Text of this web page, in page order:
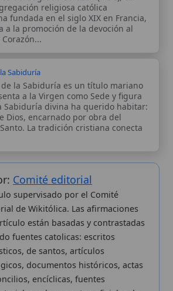
Comité editorial
supervisado por el Comité
de Wikitólica. Las afirmaciones
están basadas y contrastadas
de santos, artículos
documentos históricos, actas
encíclicas, fuentes
y documentos oficiales de
Proceso editorial →
Iglesia Católica. Parte de la red formativa
Católico yCustodio Animae . Con
LicenciaCC BY-SA(texto). Editado en
3101-7339. Bajo el patrocinio de San
Carlo Acutis.
Categorias
Más visitados
Nuevas entradas
Cambios recientes
Aplicaciones
Kit de Prensa
Widgets para tu web